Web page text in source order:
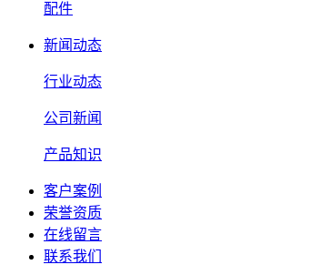
配件
新闻动态
行业动态
公司新闻
产品知识
客户案例
荣誉资质
在线留言
联系我们